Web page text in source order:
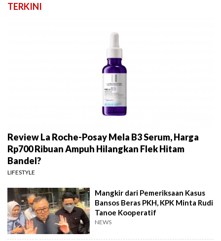
TERKINI
Review La Roche-Posay Mela B3 Serum, Harga
Rp700 Ribuan Ampuh Hilangkan Flek Hitam
Bandel?
LIFESTYLE
Mangkir dari Pemeriksaan Kasus
Bansos Beras PKH, KPK Minta Rudi
Tanoe Kooperatif
NEWS